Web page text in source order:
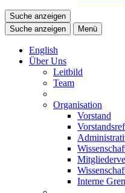
Suche anzeigen
Suche anzeigen
Menü
English
Über Uns
Leitbild
Team
Organisation
Vorstand
Interne